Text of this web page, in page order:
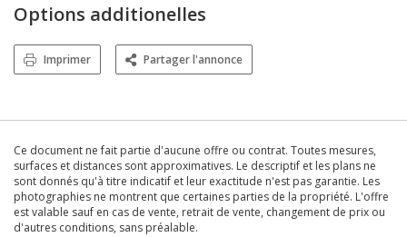
Options additionelles
Imprimer Partager l'annonce
Ce document ne fait partie d'aucune offre ou contrat. Toutes mesures,
surfaces et distances sont approximatives. Le descriptif et les plans ne
sont donnés qu'à titre indicatif et leur exactitude n'est pas garantie. Les
photographies ne montrent que certaines parties de la propriété. L'offre
est valable sauf en cas de vente, retrait de vente, changement de prix ou
d'autres conditions, sans préalable.